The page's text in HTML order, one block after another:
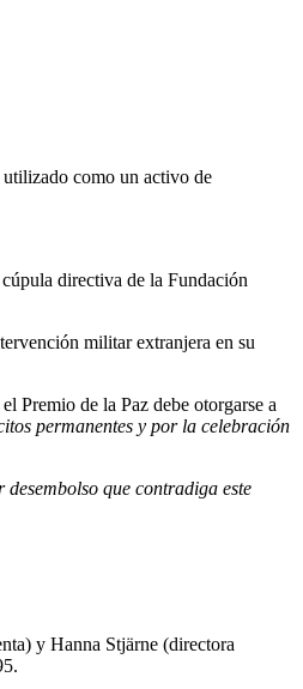
como un activo de
directiva de la Fundación
militar extranjera en su
Premio de la Paz debe otorgarse a
permanentes y por la celebración
desembolso que contradiga este
y Hanna Stjärne (directora